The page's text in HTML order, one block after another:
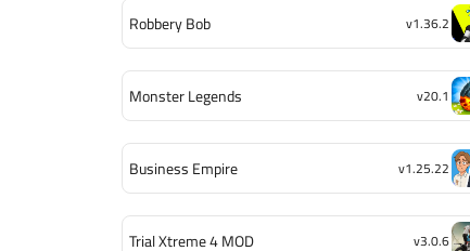
Robbery Bob v1.36.2
Monster Legends v20.1
Business Empire v1.25.22
Trial Xtreme 4 MOD v3.0.6